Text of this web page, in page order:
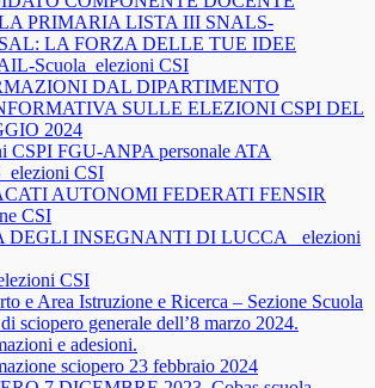
PRIMARIA LISTA III SNALS-
LA FORZA DELLE TUE IDEE
Scuola_elezioni CSI
DAL DIPARTIMENTO
SULLE ELEZIONI CSPI DEL
2024
CSPI FGU-ANPA personale ATA
CSI
AUTONOMI FEDERATI FENSIR
CSI
DEGLI INSEGNANTI DI LUCCA_ elezioni
CSI
e Area Istruzione e Ricerca – Sezione Scuola
sciopero generale dell’8 marzo 2024.
e adesioni.
sciopero 23 febbraio 2024